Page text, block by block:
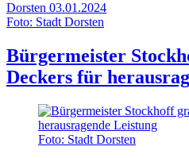
Dorsten 03.01.2024
Foto: Stadt Dorsten
Bürgermeister
Deckers für
Foto: Stadt Dorsten